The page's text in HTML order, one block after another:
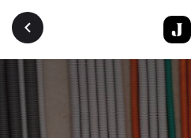
Aller au contenu principal